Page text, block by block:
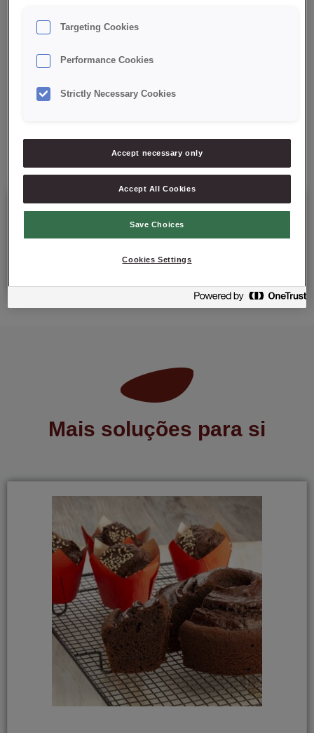
✔ Sabor e aroma abaunilhado
✔ Cor intensa e mantém estabilidade na consistência
Details
Mais soluções para si
Targeting Cookies
Performance Cookies
Strictly Necessary Cookies
Accept necessary only
Accept All Cookies
Save Choices
Cookies Settings